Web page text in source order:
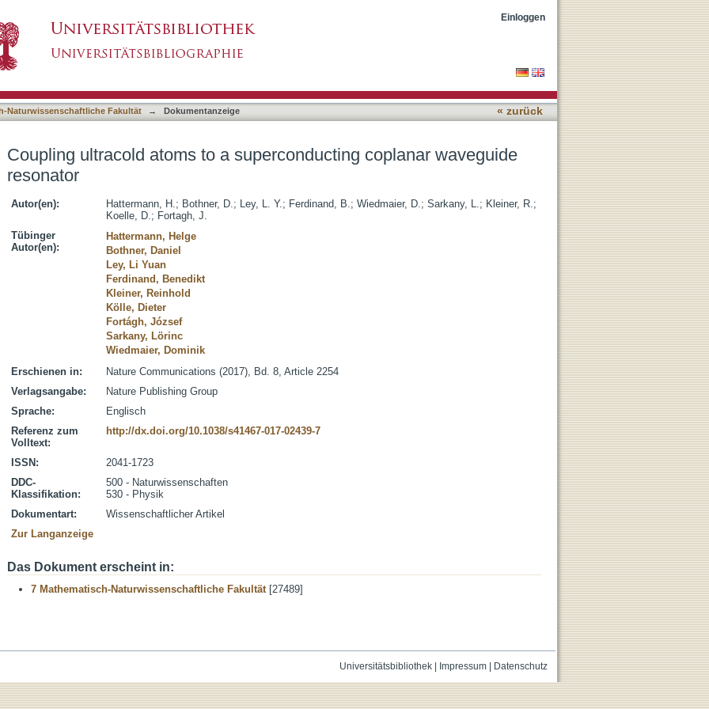
Einloggen
Naturwissenschaftliche Fakultät → Dokumentanzeige « zurück
Coupling ultracold atoms to a superconducting coplanar waveguide
resonator
Autor(en): Hattermann, H.; Bothner, D.; Ley, L. Y.; Ferdinand, B.; Wiedmaier, D.; Sarkany, L.; Kleiner, R.;
Koelle, D.; Fortagh, J.
Tübinger
Autor(en):
Hattermann, Helge
Bothner, Daniel
Ley, Li Yuan
Ferdinand, Benedikt
Kleiner, Reinhold
Kölle, Dieter
Fortágh, József
Sarkany, Lörinc
Wiedmaier, Dominik
Erschienen in:
Nature Communications (2017), Bd. 8, Article 2254
Verlagsangabe:
Nature Publishing Group
Sprache:
Englisch
Referenz zum
Volltext:
http://dx.doi.org/10.1038/s41467-017-02439-7
ISSN:
2041-1723
DDC-
Klassifikation:
500 - Naturwissenschaften
530 - Physik
Dokumentart:
Wissenschaftlicher Artikel
Zur Langanzeige
Das Dokument erscheint in:
7 Mathematisch-Naturwissenschaftliche Fakultät[27489]
Universitätsbibliothek| Impressum| Datenschutz